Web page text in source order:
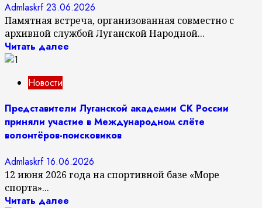
Admlaskrf23.06.2026
Памятная встреча, организованная совместно с
архивной службой Луганской Народной...
Читать далее
Новости
Представители Луганской академии СК России
приняли участие в Международном слёте
волонтёров-поисковиков
Admlaskrf 16.06.2026
12 июня 2026 года на спортивной базе «Море
спорта»...
Читать далее